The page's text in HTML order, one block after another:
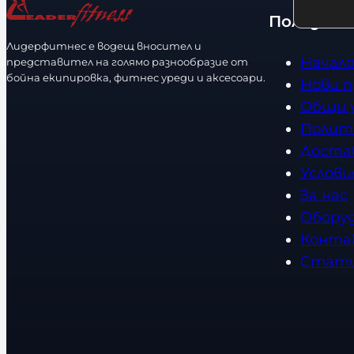
т
а
е
Лидерфитнес е водещ вносител и
представител на голямо разнообразие от
бойна екипировка, фитнес уреди и аксесоари.
Полезно
Начало
Нови
Общи
За нас